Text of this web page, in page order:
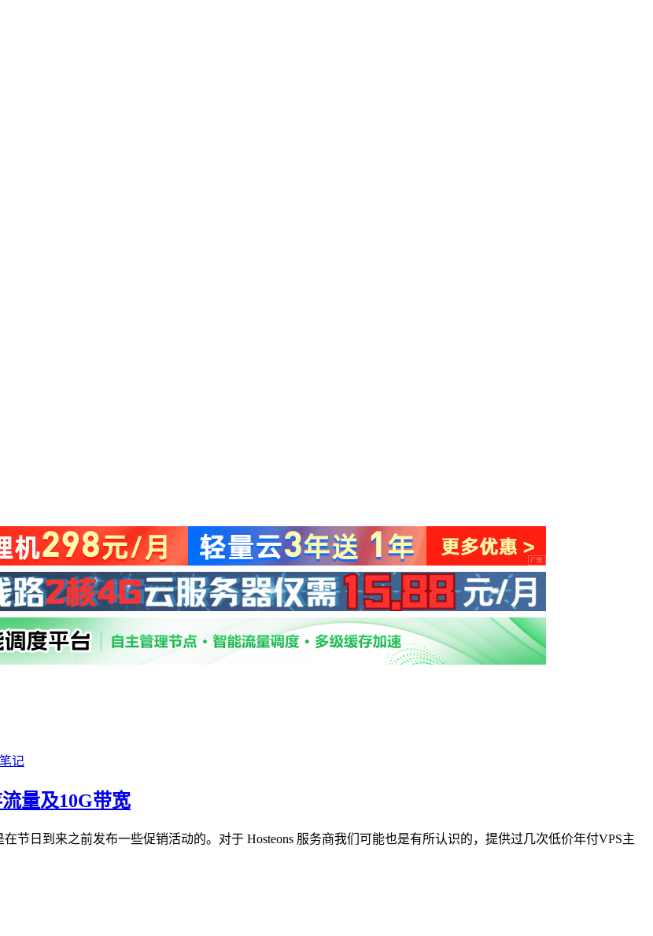
量及10G带宽
节日到来之前发布一些促销活动的。对于 Hosteons 服务商我们可能也是有所认识的，提供过几次低价年付VPS主